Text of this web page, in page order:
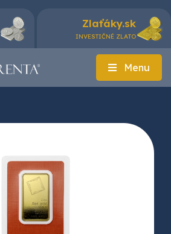
Zlaťáky.sk
INVESTIČNÉ ZLATO
Menu